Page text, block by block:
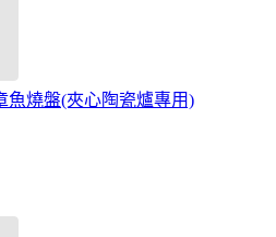
魚燒盤(夾心陶瓷爐專用)